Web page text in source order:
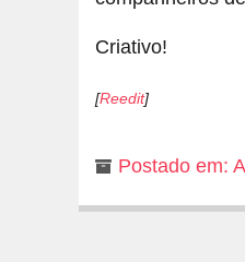
Criativo!
[Reedit]
Postado em: